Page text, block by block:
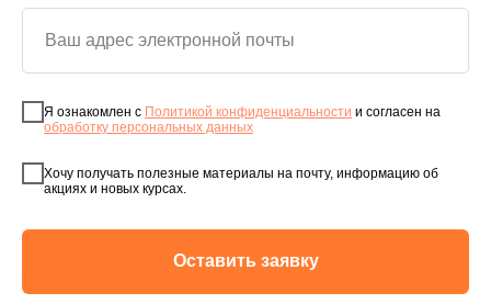
Я ознакомлен с Политикой конфиденциальности и согласен на
обработку персональных данных
Хочу получать полезные материалы на почту, информацию об
акциях и новых курсах.
Оставить заявку